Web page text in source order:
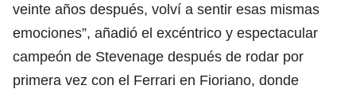
veinte años después, volví a sentir esas mismas
emociones”, añadió el excéntrico y espectacular
campeón de Stevenage después de rodar por
primera vez con el Ferrari en Fioriano, donde